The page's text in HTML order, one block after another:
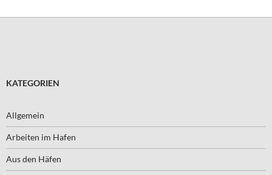
KATEGORIEN
Allgemein
Arbeiten im Hafen
Aus den Häfen